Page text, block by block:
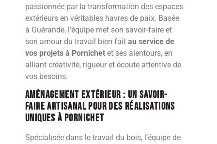
passionnée par la transformation des espaces
extérieurs en véritables havres de paix. Basée
à Guérande, l’équipe met son savoir-faire et
son amour du travail bien fait au service de
vos projets à Pornichet et ses alentours, en
alliant créativité, rigueur et écoute attentive de
vos besoins.
Aménagement extérieur : Un savoir-
faire artisanal pour des réalisations
uniques à Pornichet
Spécialisée dans le travail du bois, l’équipe de